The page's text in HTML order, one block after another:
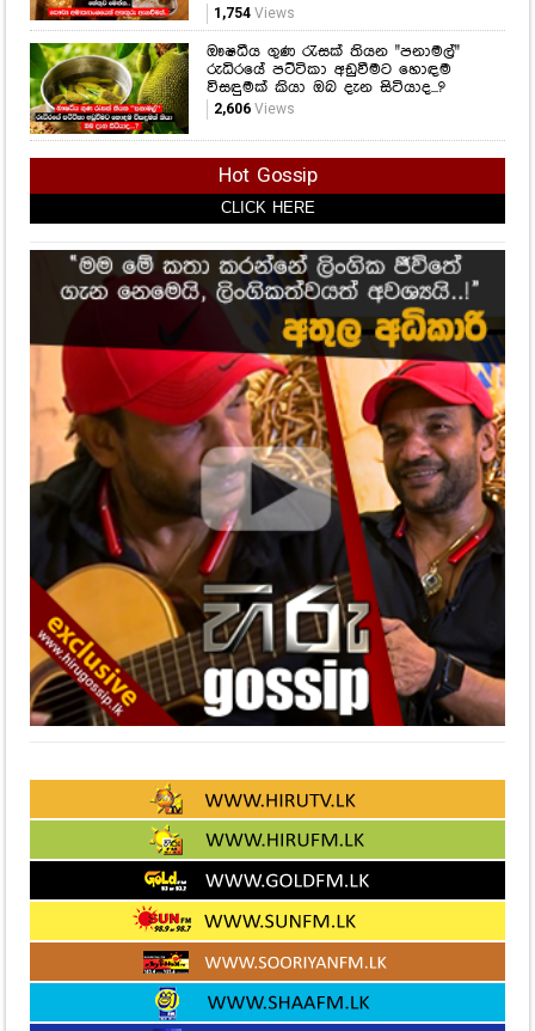
1,754Views
ඖෂධීය ගුණ රැසක් තියන "පනාමල්"
රුධිරයේ පට්ටිකා අඩුවීමට හොඳම
විසඳුමක් කියා ඔබ දැන සිටියාද...?
2,606Views
Hot Gossip
CLICK HERE